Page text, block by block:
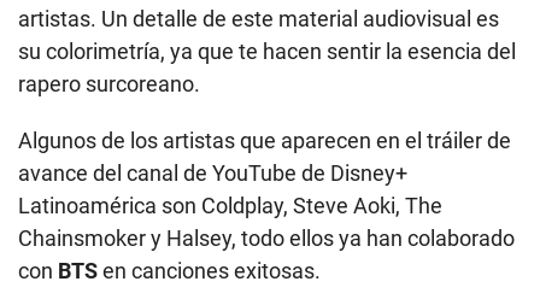
artistas. Un detalle de este material audiovisual es
su colorimetría, ya que te hacen sentir la esencia del
rapero surcoreano.
Algunos de los artistas que aparecen en el tráiler de
avance del canal de YouTube de Disney+
Latinoamérica son Coldplay, Steve Aoki, The
Chainsmoker y Halsey, todo ellos ya han colaborado
con BTSen canciones exitosas.